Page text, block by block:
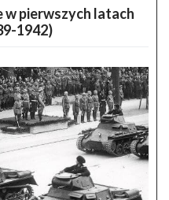
w pierwszych latach
1942)